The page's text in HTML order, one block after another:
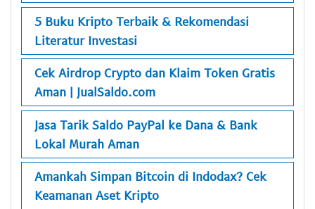
5 Buku Kripto Terbaik & Rekomendasi
Literatur Investasi
Cek Airdrop Crypto dan Klaim Token Gratis
Aman | JualSaldo.com
Jasa Tarik Saldo PayPal ke Dana & Bank
Lokal Murah Aman
Amankah Simpan Bitcoin di Indodax? Cek
Keamanan Aset Kripto